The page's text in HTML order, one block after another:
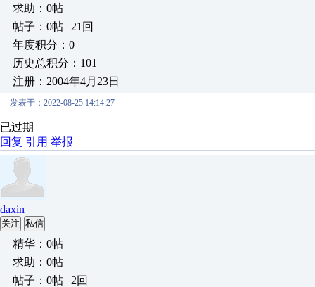
求助：0帖
帖子：0帖 | 21回
年度积分：0
历史总积分：101
注册：2004年4月23日
发表于：2022-08-25 14:14:27
已过期
回复 引用 举报
daxin
关注 私信
精华：0帖
求助：0帖
帖子：0帖 | 2回